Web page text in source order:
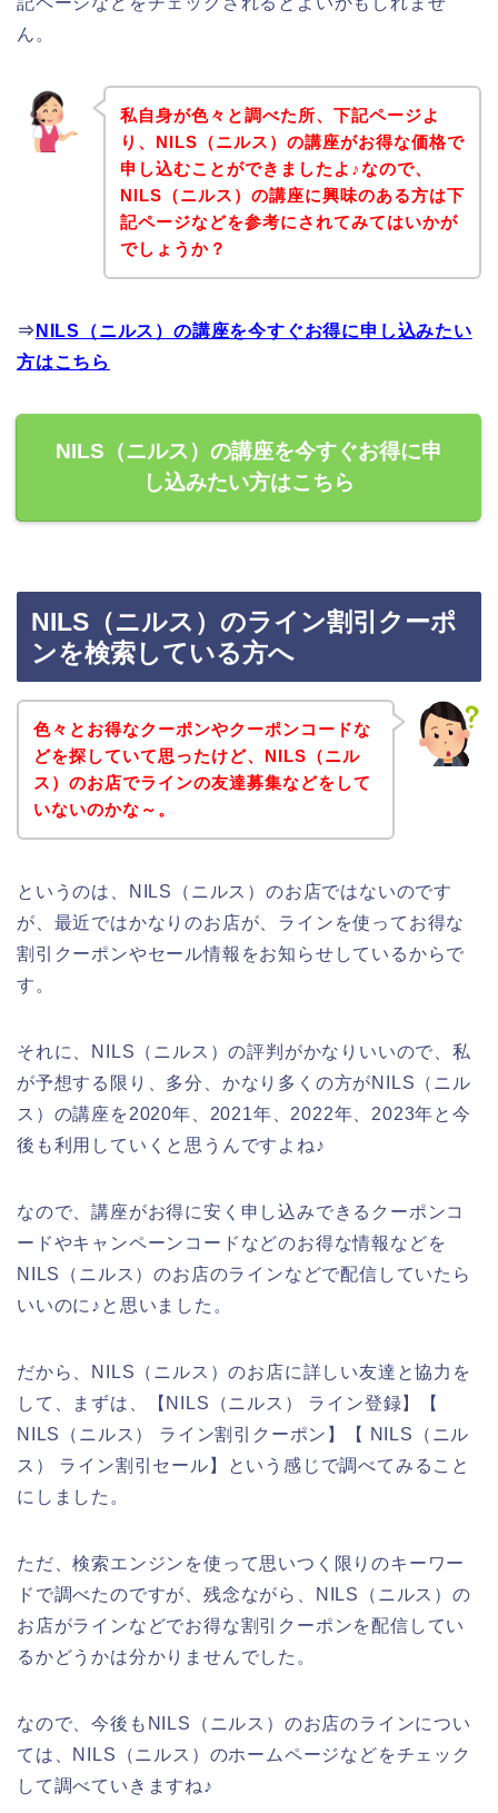
ん。
私自身が色々と調べた所、下記ページよ
り、NILS（ニルス）の講座がお得な価格で
申し込むことができましたよ♪なので、
NILS（ニルス）の講座に興味のある方は下
記ページなどを参考にされてみてはいかが
でしょうか？
⇒ NILS（ニルス）の講座を今すぐお得に申し込みたい
方はこちら
NILS（ニルス）の講座を今すぐお得に申
し込みたい方はこちら
NILS（ニルス）のライン割引クーポ
ンを検索している方へ
色々とお得なクーポンやクーポンコードな
どを探していて思ったけど、NILS（ニル
ス）のお店でラインの友達募集などをして
いないのかな～。
というのは、NILS（ニルス）のお店ではないのです
が、最近ではかなりのお店が、ラインを使ってお得な
割引クーポンやセール情報をお知らせしているからで
す。
それに、NILS（ニルス）の評判がかなりいいので、私
が予想する限り、多分、かなり多くの方がNILS（ニル
ス）の講座を2020年、2021年、2022年、2023年と今
後も利用していくと思うんですよね♪
なので、講座がお得に安く申し込みできるクーポンコ
ードやキャンペーンコードなどのお得な情報などを
NILS（ニルス）のお店のラインなどで配信していたら
いいのに♪と思いました。
だから、NILS（ニルス）のお店に詳しい友達と協力を
して、まずは、【NILS（ニルス） ライン登録】【
NILS（ニルス） ライン割引クーポン】【 NILS（ニル
ス） ライン割引セール】という感じで調べてみること
にしました。
ただ、検索エンジンを使って思いつく限りのキーワー
ドで調べたのですが、残念ながら、NILS（ニルス）の
お店がラインなどでお得な割引クーポンを配信してい
るかどうかは分かりませんでした。
なので、今後もNILS（ニルス）のお店のラインについ
ては、NILS（ニルス）のホームページなどをチェック
して調べていきますね♪